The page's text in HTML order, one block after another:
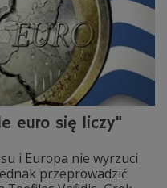
euro się liczy"
i Europa nie wyrzuci
przeprowadzić